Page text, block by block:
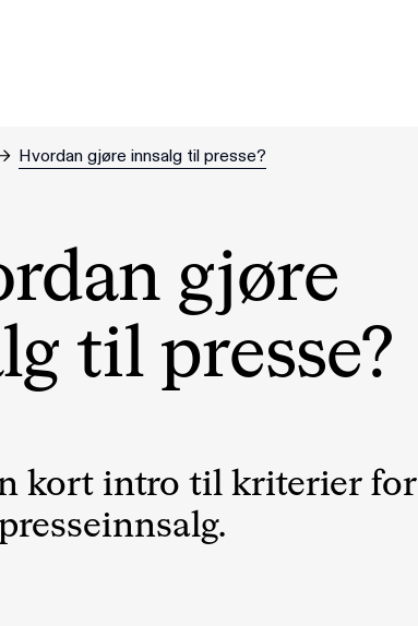
Hvordan gjøre innsalg til presse?
gjøre
til presse?
kort intro til kriterier for